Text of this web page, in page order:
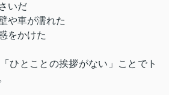
いだ
や車が濡れた
をかけた
ひとことの挨拶がない」ことでト